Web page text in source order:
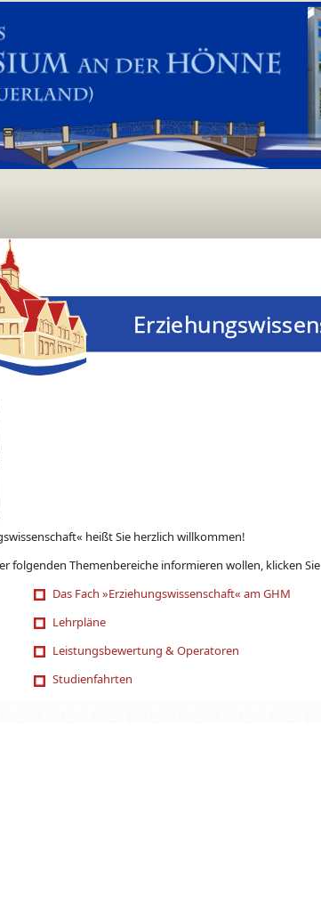
heißt Sie herzlich willkommen!
folgenden Themenbereiche informieren wollen, klicken
Das Fach »Erziehungswissenschaft« am GHM
Lehrpläne
Leistungsbewertung & Operatoren
Studienfahrten